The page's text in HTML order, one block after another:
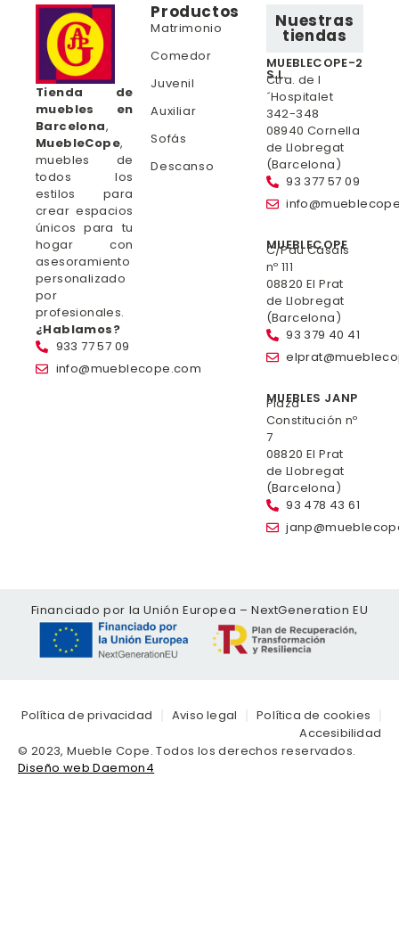
Tienda de
muebles en
Barcelona,
MuebleCope,
muebles de
todos los
estilos para
crear espacios
únicos para tu
hogar con
asesoramiento
personalizado
por
profesionales.
¿Hablamos?
933 77 57 09
info@mueblecope.com
Productos
Matrimonio
Comedor
Juvenil
Auxiliar
Sofás
Descanso
Nuestras
tiendas
MUEBLECOPE-2
S.L.
Ctra. de l
´Hospitalet
342-348
08940 Cornella
de Llobregat
(Barcelona)
93 377 57 09
MUEBLECOPE
C/Pau Casals
nº 111
08820 El Prat
de Llobregat
(Barcelona)
93 379 40 41
MUEBLES JANP
Plaza
Constitución nº
7
08820 El Prat
de Llobregat
(Barcelona)
93 478 43 61
Financiado por la Unión Europea – NextGeneration EU
© 2023, Mueble Cope. Todos los derechos reservados.
Diseño web Daemon4
Política de privacidad Aviso legal
Política de cookies
Accesibilidad